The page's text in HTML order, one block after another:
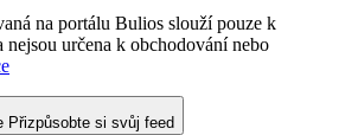
na portálu Bulios slouží pouze k
určena k obchodování nebo
Přizpůsobte si svůj feed